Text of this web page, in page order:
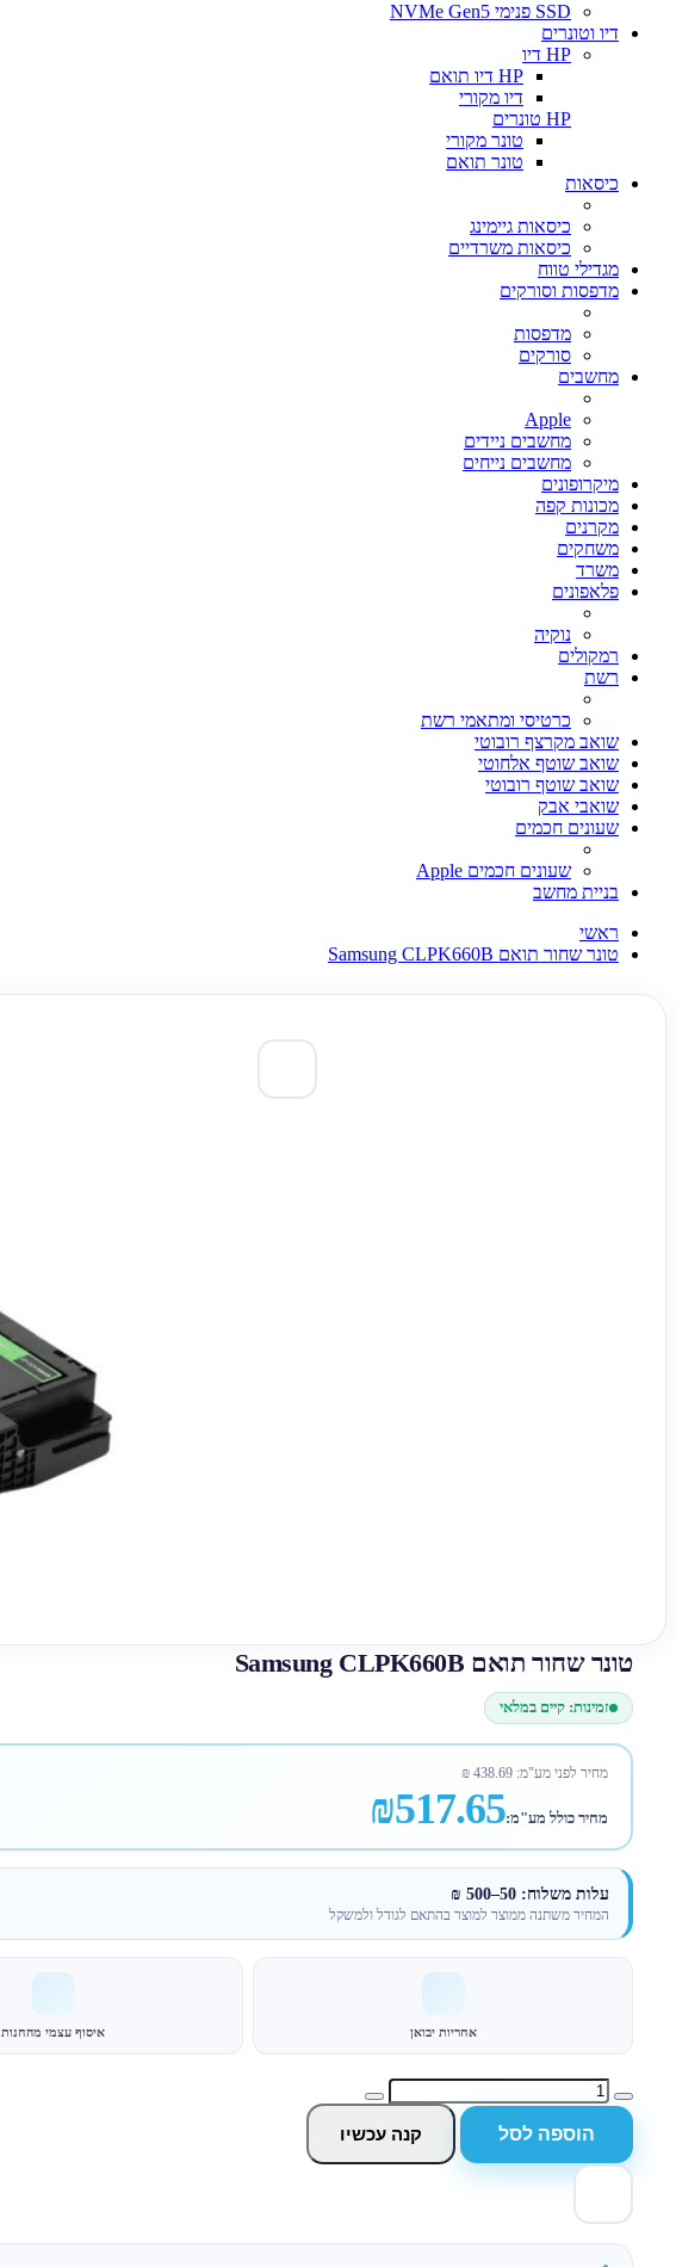
SSD פנימי NVMe Gen5
דיו וטונרים
HP דיו
HP דיו תואם
דיו מקורי
HP טונרים
טונר מקורי
טונר תואם
כיסאות
כיסאות גיימינג
כיסאות משרדיים
מגדילי טווח
מדפסות וסורקים
מדפסות
סורקים
מחשבים
Apple
מחשבים ניידים
מחשבים נייחים
מיקרופונים
מכונות קפה
מקרנים
משחקים
משרד
פלאפונים
נוקיה
רמקולים
רשת
כרטיסי ומתאמי רשת
שואב מקרצף רובוטי
שואב שוטף אלחוטי
שואב שוטף רובוטי
שואבי אבק
שעונים חכמים
שעונים חכמים Apple
בניית מחשב
ראשי
טונר שחור תואם Samsung CLPK660B
טונר שחור תואם Samsung CLPK660B
זמינות: קיים במלאי
מחיר לפני מע"מ:438.69
₪
מחיר כולל מע"מ:₪517.65
עלות משלוח: 50–500 ₪
המחיר משתנה ממוצר למוצר בהתאם לגודל ולמשקל
אחריות יבואן איסוף עצמי מהחנות
הוספה לסל קנה עכשיו